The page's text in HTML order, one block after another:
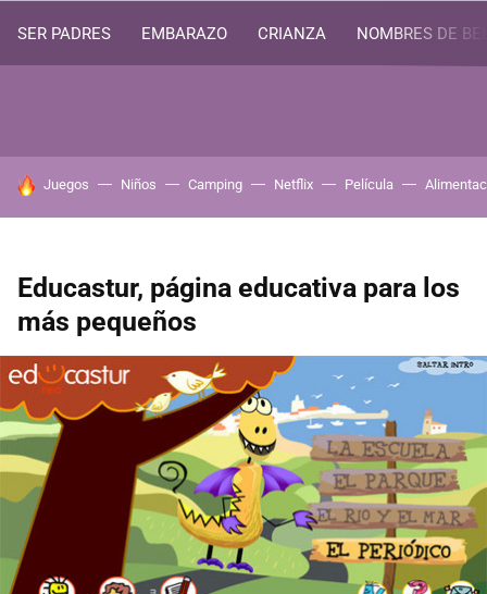
SER PADRES EMBARAZO CRIANZA NOMBRES DE
HOY SE HABLA DE
Juegos Niños Camping Netflix Película
Educastur, página educativa para los
más pequeños